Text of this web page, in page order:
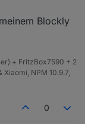
Blockly
+ FritzBox7590 + 2
NPM 10.9.7,
0